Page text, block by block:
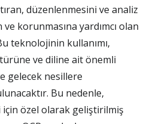
düzenlenmesini ve analiz
korunmasına yardımcı olan
teknolojinin kullanımı,
ve diline ait önemli
gelecek nesillere
Bu nedenle,
özel olarak geliştirilmiş